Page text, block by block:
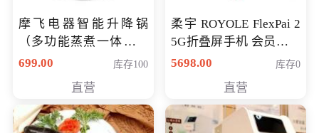
摩飞电器智能升降锅
（多功能蒸煮一体锅）
（智能升降养生锅） 会
699.00 库存100
直营
柔宇 ROYOLE FlexPai 2
5G折叠屏手机 会员专享
购买价格 4998元
5698.00 库存0
直营